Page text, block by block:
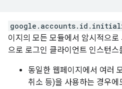
이지의 모든 모듈에서 암시적으
으로 로그인 클라이언트 인스턴스
동일한 웹페이지에서 여러
취소 등)을 사용하는 경우에